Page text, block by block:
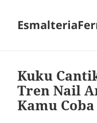
Kuku
Tren Nail
Kamu